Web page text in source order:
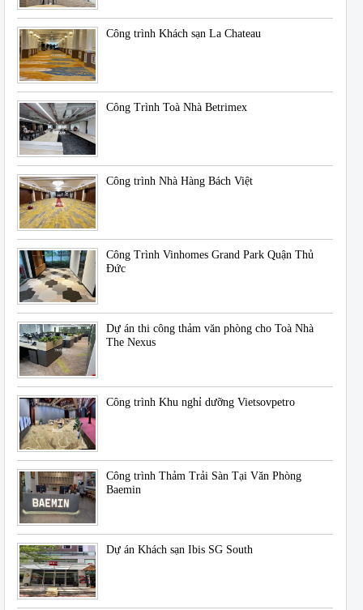
Công trình Khách sạn La Chateau
Công Trình Toà Nhà Betrimex
Công trình Nhà Hàng Bách Việt
Công Trình Vinhomes Grand Park Quận Thủ
Đức
Dự án thi công thảm văn phòng cho Toà Nhà
The Nexus
Công trình Khu nghỉ dưỡng Vietsovpetro
Công trình Thảm Trải Sàn Tại Văn Phòng
Baemin
Dự án Khách sạn Ibis SG South